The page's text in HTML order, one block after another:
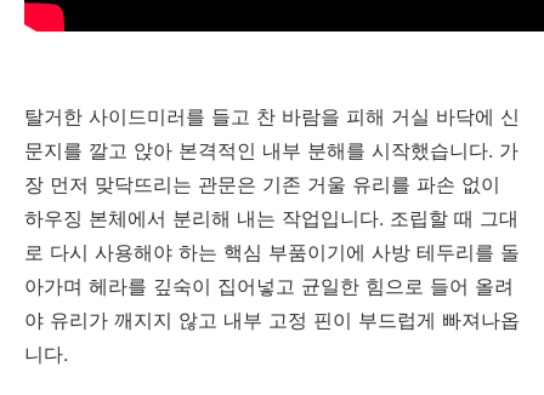
탈거한 사이드미러를 들고 찬 바람을 피해 거실 바닥에 신
문지를 깔고 앉아 본격적인 내부 분해를 시작했습니다. 가
장 먼저 맞닥뜨리는 관문은 기존 거울 유리를 파손 없이
하우징 본체에서 분리해 내는 작업입니다. 조립할 때 그대
로 다시 사용해야 하는 핵심 부품이기에 사방 테두리를 돌
아가며 헤라를 깊숙이 집어넣고 균일한 힘으로 들어 올려
야 유리가 깨지지 않고 내부 고정 핀이 부드럽게 빠져나옵
니다.